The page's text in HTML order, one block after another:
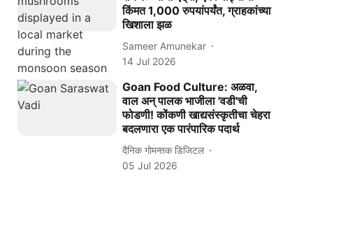
किंमत 1,000 रुपयांपर्यंत, ग्राहकांच्या
खिशाला झळ
Sameer Amunekar
14 Jul 2026
Goan Food Culture: अळवा,
वाल अन् पालक भाजीला 'वडी'ची
फोडणी! कोंकणी खाद्यसंस्कृतीचा चेहरा
बदलणारा एक पारंपारिक पदार्थ
दैनिक गोमन्तक डिजिटल
05 Jul 2026